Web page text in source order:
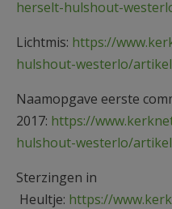
herselt-hulshout-
Lichtmis: https://
hulshout-westerlo/
Naamopgave eerste
2017: https://
hulshout-westerlo/
Sterzingen in
Heultje: https://